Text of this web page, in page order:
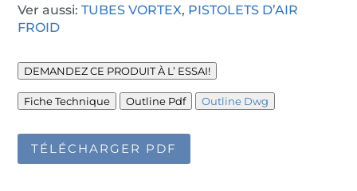
Ver aussi:TUBES VORTEX, PISTOLETS D’AIR
FROID
DEMANDEZ CE PRODUIT À L’ ESSAI!
Fiche Technique Outline Pdf Outline Dwg
TÉLÉCHARGER PDF